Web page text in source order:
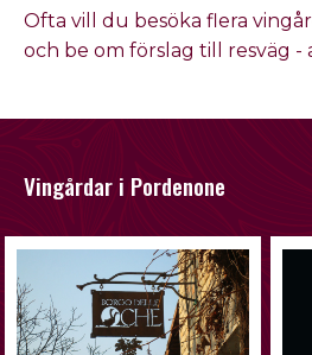
Ofta vill du besöka flera
och be om förslag till resväg -
Vingårdar i Pordenone